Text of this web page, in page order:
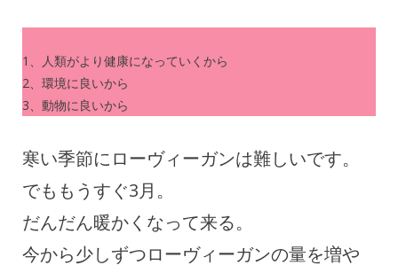
1、人類がより健康になっていくから
2、環境に良いから
3、動物に良いから
寒い季節にローヴィーガンは難しいです。
でももうすぐ3月。
だんだん暖かくなって来る。
今から少しずつローヴィーガンの量を増や